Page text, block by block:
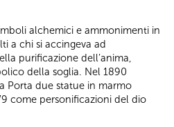
alchemici e ammonimenti in
a chi si accingeva ad
purificazione dell’anima,
della soglia. Nel 1890
Porta due statue in marmo
come personificazioni del dio